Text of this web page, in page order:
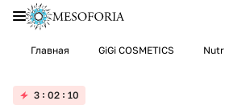
Главная GiGi COSMETICS
3 02 10